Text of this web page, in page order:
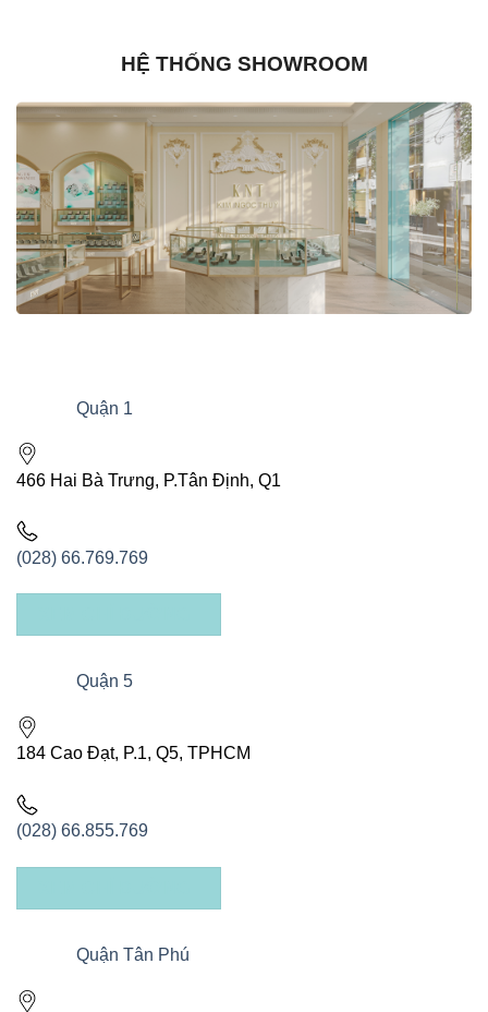
HỆ THỐNG SHOWROOM
Quận 1
466 Hai Bà Trưng, P.Tân Định, Q1
(028) 66.769.769
Quận 5
184 Cao Đạt, P.1, Q5, TPHCM
(028) 66.855.769
Quận Tân Phú